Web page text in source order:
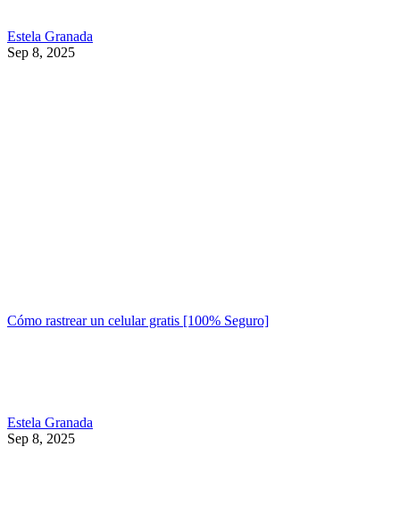
Estela Granada
Sep 8, 2025
Cómo rastrear un celular gratis [100% Seguro]
Estela Granada
Sep 8, 2025